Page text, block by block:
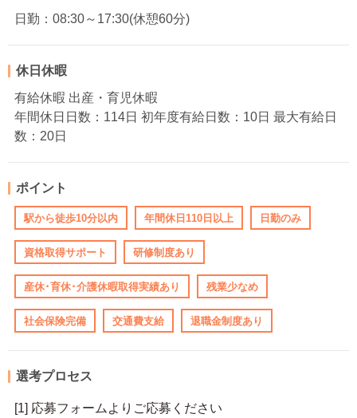
日勤：08:30～17:30(休憩60分)
休日休暇
有給休暇 出産・育児休暇
年間休日日数：114日 初年度有給日数：10日 最大有給日
数：20日
ポイント
駅から徒歩10分以内 年間休日110日以上 日勤のみ
資格取得サポート 研修制度あり
産休･育休･介護休暇取得実績あり 残業少なめ
社会保険完備 交通費支給 退職金制度あり
選考プロセス
[1] 応募フォームよりご応募ください